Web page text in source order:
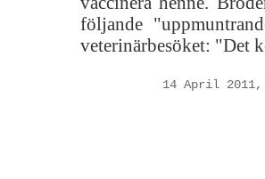
följande
veterinärbesöket: "Det
14 April